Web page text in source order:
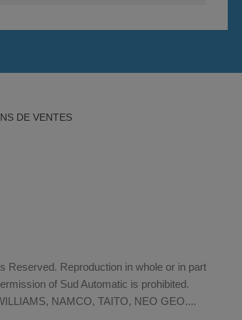
DE VENTES
Reserved. Reproduction in whole or in part
of Sud Automatic is prohibited.
NAMCO, TAITO, NEO GEO....